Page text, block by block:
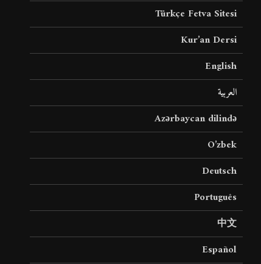
Türkçe Fetva Sitesi
Kur’an Dersi
English
العربية
Azərbaycan dilində
O’zbek
Deutsch
Português
中文
Español